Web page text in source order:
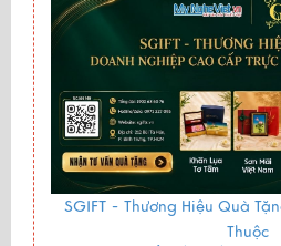
SGIFT - Thương Hiệu Quà
Thuộc